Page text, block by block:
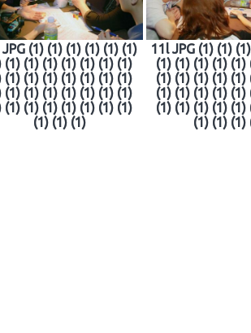
(1) (1) (1) (1) (1) (1)
(1) (1) (1) (1) (1) (1) (1)
(1) (1) (1) (1) (1) (1) (1)
(1) (1) (1) (1) (1) (1) (1)
(1) (1) (1) (1) (1) (1) (1)
(1) (1) (1)
11l JPG (1) (1)
(1) (1) (1) (1) (1)
(1) (1) (1) (1) (1)
(1) (1) (1) (1) (1)
(1) (1) (1) (1) (1)
(1) (1) (1)